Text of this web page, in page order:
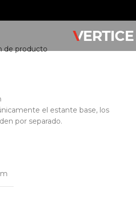
el estante base, los
por separado.